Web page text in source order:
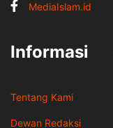
MediaIslam.id
Informasi
Tentang Kami
Dewan Redaksi